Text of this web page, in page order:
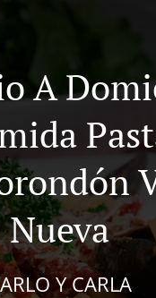
A
Nueva
Y CARLA